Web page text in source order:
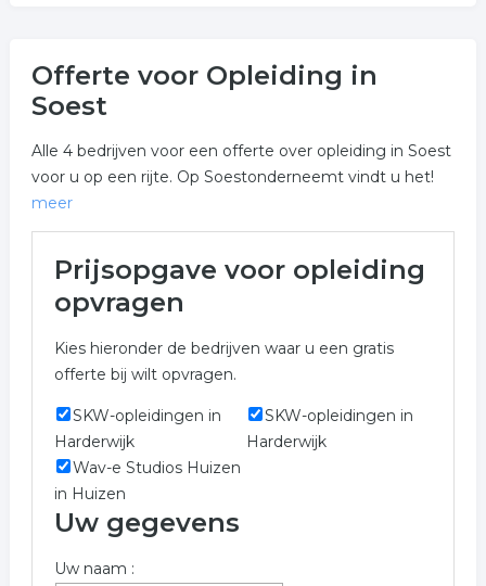
Offerte voor Opleiding in
Soest
Alle 4 bedrijven voor een offerte over opleiding in Soest
voor u op een rijte. Op Soestonderneemt vindt u het!
meer
Let op! Onderstaande bedrijven in de categorie
opleiding zijn gevestigd in de regio Soest en kunnen u
voorzien van een prijsopgave.
Wilt u meer weten over opleiding in de regio Soest?
Gebruik onderstaand aanvraag formulier om contact op
te nemen met bedrijven welke overeenkomen met
opleiding in Soest.
Trefwoorden:
Prijsopgave voor opleiding
opvragen
Kies hieronder de bedrijven waar u een gratis
offerte bij wilt opvragen.
SKW-opleidingen in
Harderwijk
SKW-opleidingen in
Harderwijk
Wav-e Studios Huizen
in Huizen
Uw gegevens
Uw naam :